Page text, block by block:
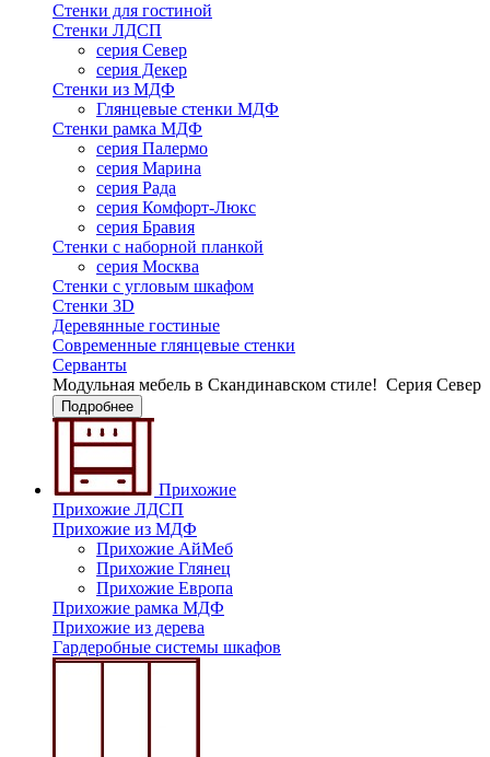
Стенки для гостиной
Стенки ЛДСП
серия Север
серия Декер
Стенки из МДФ
Глянцевые стенки МДФ
Стенки рамка МДФ
серия Палермо
серия Марина
серия Рада
серия Комфорт-Люкс
серия Бравия
Стенки с наборной планкой
серия Москва
Стенки с угловым шкафом
Стенки 3D
Деревянные гостиные
Современные глянцевые стенки
Серванты
Модульная мебель в Скандинавском стиле! Серия Север
Подробнее
Прихожие
Прихожие ЛДСП
Прихожие из МДФ
Прихожие АйМеб
Прихожие Глянец
Прихожие Европа
Прихожие рамка МДФ
Прихожие из дерева
Гардеробные системы шкафов